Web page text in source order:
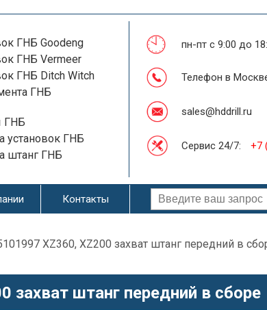
ГНБ Goodeng
ГНБ Vermeer
ГНБ Ditch Witch
ГНБ
ГНБ
установок ГНБ
штанг ГНБ
пн-пт с 9:00 до
Телефон в
sales@hddrill.ru
Сервис 24/7: +7
Контакты
XZ360, XZ200 захват штанг передний в
захват штанг передний в сборе